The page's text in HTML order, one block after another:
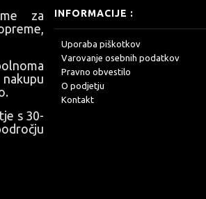
za
s 30-
INFORMACIJE :
Uporaba piškotkov
Varovanje osebnih podatkov
Pravno obvestilo
O podjetju
Kontakt